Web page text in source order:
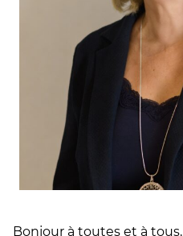
Bonjour à toutes et à tous,